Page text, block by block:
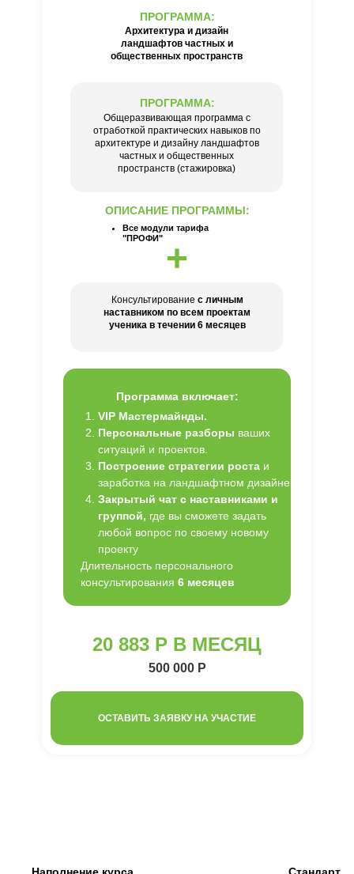
Все модули тарифа
"ПРОФИ"
ОПИСАНИЕ ПРОГРАММЫ:
+
Консультирование с личным
наставником по всем проектам
ученика в течении 6 месяцев
20 883 Р В МЕСЯЦ
Общеразвивающая программа с
отработкой практических навыков по
архитектуре и дизайну ландшафтов
частных и общественных
пространств (стажировка)
Архитектура и дизайн
ландшафтов частных и
общественных пространств
ПРОГРАММА:
ПРОГРАММА:
Программа включает:
VIP Мастермайнды.
Персональные разборы ваших
ситуаций и проектов.
Построение стратегии роста и
заработка на ландшафтном дизайне
Закрытый чат с наставниками и
группой, где вы сможете задать
любой вопрос по своему новому
проекту
Длительность персонального
консультирования 6 месяцев
500 000 Р
ОСТАВИТЬ ЗАЯВКУ НА УЧАСТИЕ